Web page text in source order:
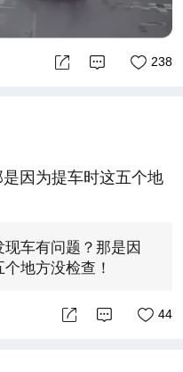
238
因为提车时这五个地
现车有问题？那是因
地方没检查！
44